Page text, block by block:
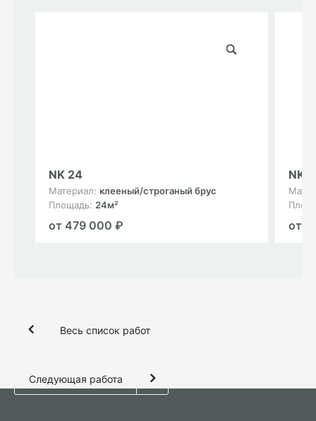
NK 24
Материал: клееный/строганый брус
Площадь: 24м²
от 479 000 ₽
NK
от
Весь список работ
Следующая работа